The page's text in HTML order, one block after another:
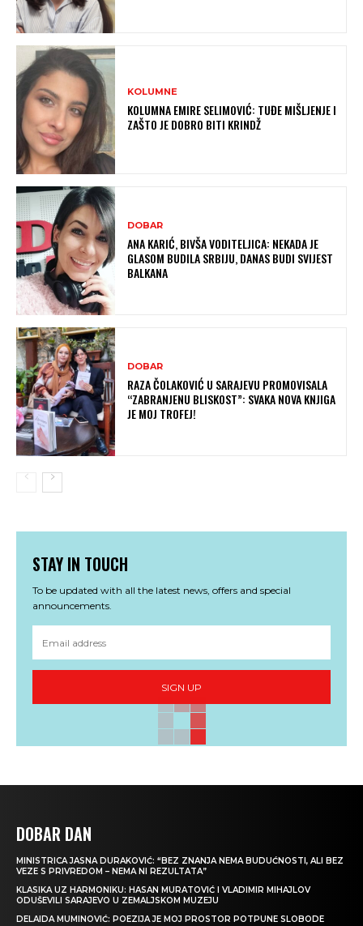
KOLUMNE
KOLUMNA EMIRE SELIMOVIĆ: TUĐE MIŠLJENJE I
ZAŠTO JE DOBRO BITI KRINDŽ
DOBAR
ANA KARIĆ, BIVŠA VODITELJICA: NEKADA JE
GLASOM BUDILA SRBIJU, DANAS BUDI SVIJEST
BALKANA
DOBAR
RAZA ČOLAKOVIĆ U SARAJEVU PROMOVISALA
“ZABRANJENU BLISKOST”: SVAKA NOVA KNJIGA
JE MOJ TROFEJ!
STAY IN TOUCH
To be updated with all the latest news, offers and special
announcements.
SIGN UP
DOBAR DAN
MINISTRICA JASNA DURAKOVIĆ: “BEZ ZNANJA NEMA BUDUĆNOSTI, ALI BEZ
VEZE S PRIVREDOM – NEMA NI REZULTATA”
KLASIKA UZ HARMONIKU: HASAN MURATOVIĆ I VLADIMIR MIHAJLOV
ODUŠEVILI SARAJEVO U ZEMALJSKOM MUZEJU
DELAIDA MUMINOVIĆ: POEZIJA JE MOJ PROSTOR POTPUNE SLOBODE